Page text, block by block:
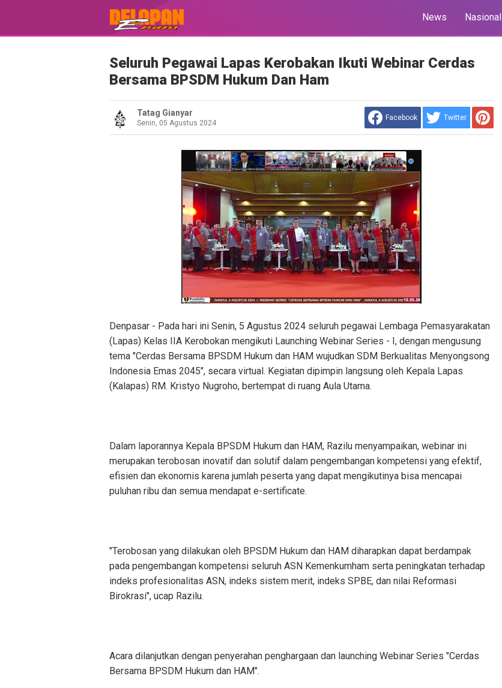
News Nasional
Seluruh Pegawai Lapas Kerobakan Ikuti Webinar Cerdas
Bersama BPSDM Hukum Dan Ham
Tatag Gianyar
Senin, 05 Agustus 2024
Facebook Twitter
Denpasar - Pada hari ini Senin, 5 Agustus 2024 seluruh pegawai Lembaga Pemasyarakatan
(Lapas) Kelas IIA Kerobokan mengikuti Launching Webinar Series - I, dengan mengusung
tema "Cerdas Bersama BPSDM Hukum dan HAM wujudkan SDM Berkualitas Menyongsong
Indonesia Emas 2045", secara virtual. Kegiatan dipimpin langsung oleh Kepala Lapas
(Kalapas) RM. Kristyo Nugroho, bertempat di ruang Aula Utama.
Dalam laporannya Kepala BPSDM Hukum dan HAM, Razilu menyampaikan, webinar ini
merupakan terobosan inovatif dan solutif dalam pengembangan kompetensi yang efektif,
efisien dan ekonomis karena jumlah peserta yang dapat mengikutinya bisa mencapai
puluhan ribu dan semua mendapat e-sertificate.
"Terobosan yang dilakukan oleh BPSDM Hukum dan HAM diharapkan dapat berdampak
pada pengembangan kompetensi seluruh ASN Kemenkumham serta peningkatan terhadap
indeks profesionalitas ASN, indeks sistem merit, indeks SPBE, dan nilai Reformasi
Birokrasi", ucap Razilu.
Acara dilanjutkan dengan penyerahan penghargaan dan launching Webinar Series "Cerdas
Bersama BPSDM Hukum dan HAM".